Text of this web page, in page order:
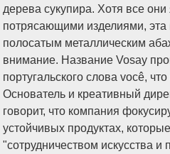
дерева сукупира. Хотя все
потрясающими изделиями,
полосатым металлическим
внимание. Название Vosay
португальского слова você,
Основатель и креативный
говорит, что компания
устойчивых продуктах,
"сотрудничеством искусства и